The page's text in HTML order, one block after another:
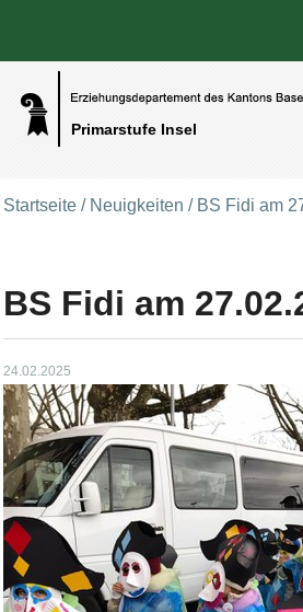
Primarstufe Insel
Benutzerspezifische Werkzeuge
Direkt zum Inhalt|Direkt zur
Startseite / Neuigkeiten / BS Fidi am
BS Fidi am
24.02.2025